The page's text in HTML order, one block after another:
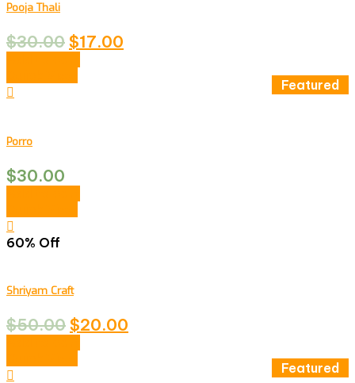
Pooja Thali
$30.00 $17.00
Featured
Porro
$30.00
60% Off
Shriyam Craft
$50.00 $20.00
Featured